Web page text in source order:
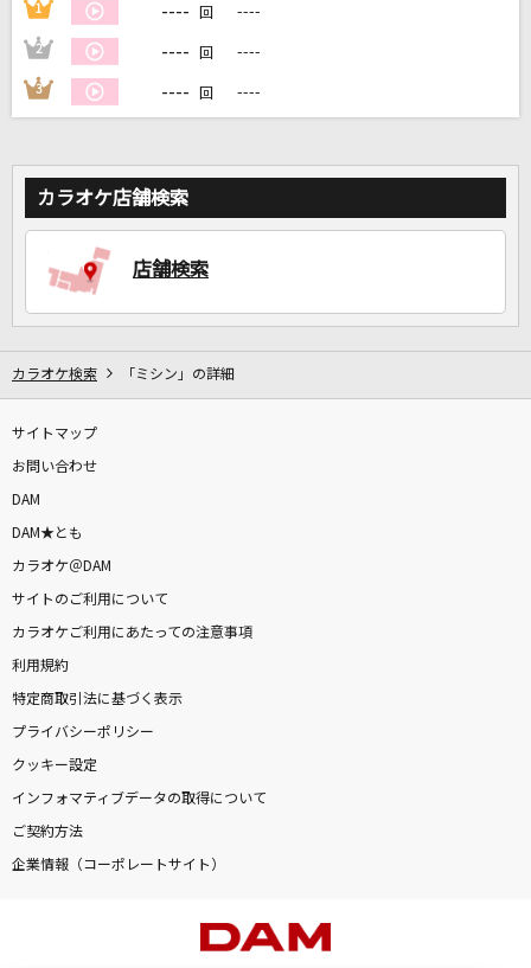
1 ---- 回 ----
2 ---- 回 ----
3 ---- 回 ----
カラオケ店舗検索
店舗検索
カラオケ検索 「ミシン」の詳細
サイトマップ
お問い合わせ
DAM
DAM★とも
カラオケ＠DAM
サイトのご利用について
カラオケご利用にあたっての注意事項
利用規約
特定商取引法に基づく表示
プライバシーポリシー
クッキー設定
インフォマティブデータの取得について
ご契約方法
企業情報（コーポレートサイト）